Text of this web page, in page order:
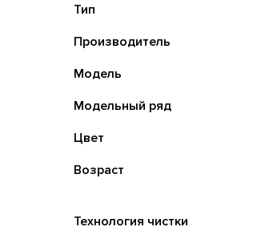
Тип
Производитель
Модель
Модельный ряд
Цвет
Возраст
Технология чистки